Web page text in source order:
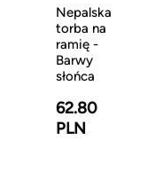
Nepalska
torba na
ramię -
Barwy
słońca
62.80
PLN